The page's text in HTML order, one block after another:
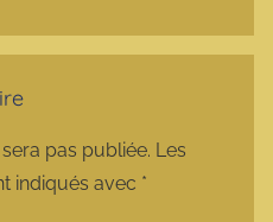
pas publiée. Les
indiqués avec *